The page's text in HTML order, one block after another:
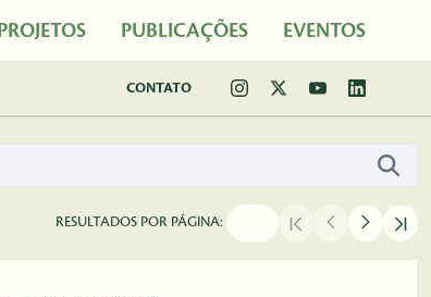
PROJETOS PUBLICAÇÕES EVENTOS
CONTATO
RESULTADOS POR PÁGINA: